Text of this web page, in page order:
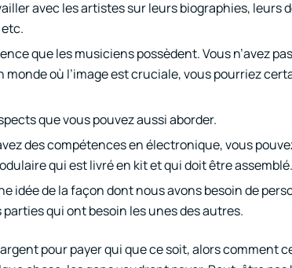
avec les artistes sur leurs biographies, leurs
que les musiciens possèdent. Vous n’avez
où l’image est cruciale, vous pourriez
que vous pouvez aussi aborder.
des compétences en électronique, vous
qui est livré en kit et qui doit être assemblé.
idée de la façon dont nous avons besoin de
qui ont besoin les unes des autres.
pour payer qui que ce soit, alors comment